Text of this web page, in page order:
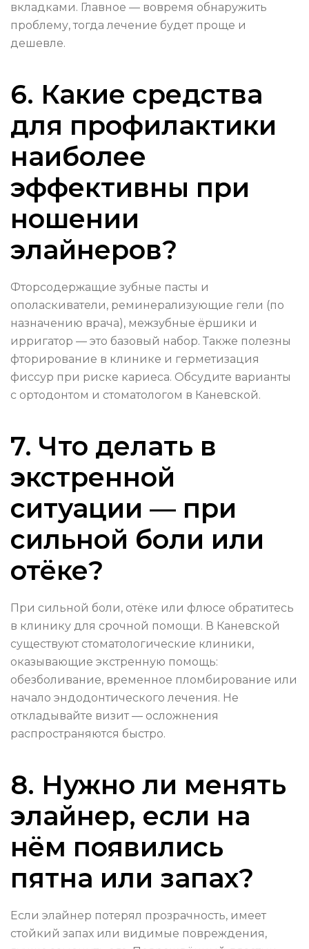
вкладками. Главное — вовремя обнаружить
проблему, тогда лечение будет проще и
дешевле.
6. Какие средства
для профилактики
наиболее
эффективны при
ношении
элайнеров?
Фторсодержащие зубные пасты и
ополаскиватели, реминерализующие гели (по
назначению врача), межзубные ёршики и
ирригатор — это базовый набор. Также полезны
фторирование в клинике и герметизация
фиссур при риске кариеса. Обсудите варианты
с ортодонтом и стоматологом в Каневской.
7. Что делать в
экстренной
ситуации — при
сильной боли или
отёке?
При сильной боли, отёке или флюсе обратитесь
в клинику для срочной помощи. В Каневской
существуют стоматологические клиники,
оказывающие экстренную помощь:
обезболивание, временное пломбирование или
начало эндодонтического лечения. Не
откладывайте визит — осложнения
распространяются быстро.
8. Нужно ли менять
элайнер, если на
нём появились
пятна или запах?
Если элайнер потерял прозрачность, имеет
стойкий запах или видимые повреждения,